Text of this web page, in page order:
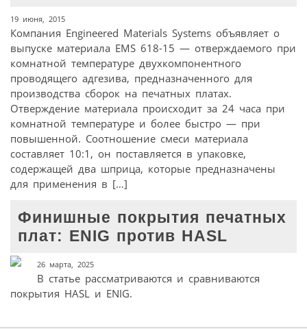
19 июня, 2015
Компания Engineered Materials Systems объявляет о
выпуске материала EMS 618-15 — отверждаемого при
комнатной температуре двухкомпонентного
проводящего адгезива, предназначенного для
производства сборок на печатных платах.
Отверждение материала происходит за 24 часа при
комнатной температуре и более быстро — при
повышенной. Соотношение смеси материала
составляет 10:1, он поставляется в упаковке,
содержащей два шприца, которые предназначены
для применения в […]
Финишные покрытия печатных
плат: ENIG против HASL
26 марта, 2025
В статье рассматриваются и сравниваются
покрытия HASL и ENIG.